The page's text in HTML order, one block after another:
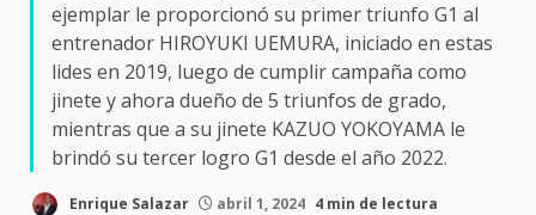
ejemplar le proporcionó su primer triunfo G1 al
entrenador HIROYUKI UEMURA, iniciado en estas
lides en 2019, luego de cumplir campaña como
jinete y ahora dueño de 5 triunfos de grado,
mientras que a su jinete KAZUO YOKOYAMA le
brindó su tercer logro G1 desde el año 2022.
Enrique Salazar abril 1, 2024 4 min de lectura